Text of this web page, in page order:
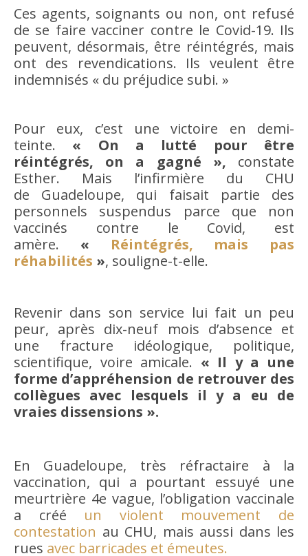
Ces agents, soignants ou non, ont refusé
de se faire vacciner contre le Covid-19. Ils
peuvent, désormais, être réintégrés, mais
ont des revendications. Ils veulent être
indemnisés « du préjudice subi. »
Pour eux, c’est une victoire en demi-
teinte. « On a lutté pour être
réintégrés, on a gagné », constate
Esther. Mais l’infirmière du CHU
de Guadeloupe, qui faisait partie des
personnels suspendus parce que non
vaccinés contre le Covid, est
amère. « Réintégrés, mais pas
réhabilités », souligne-t-elle.
Revenir dans son service lui fait un peu
peur, après dix-neuf mois d’absence et
une fracture idéologique, politique,
scientifique, voire amicale. « Il y a une
forme d’appréhension de retrouver des
collègues avec lesquels il y a eu de
vraies dissensions ».
En Guadeloupe, très réfractaire à la
vaccination, qui a pourtant essuyé une
meurtrière 4e vague, l’obligation vaccinale
a créé un violent mouvement de
contestation au CHU, mais aussi dans les
rues avec barricades et émeutes.